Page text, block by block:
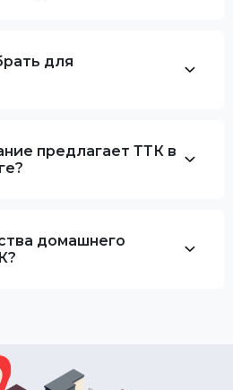
для
предлагает ТТК в
домашнего